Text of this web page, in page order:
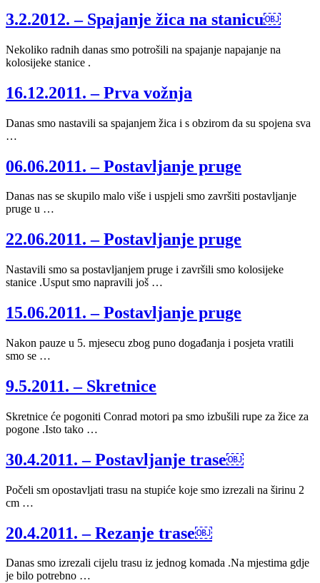
3.2.2012. – Spajanje žica na stanicu￼
Nekoliko radnih danas smo potrošili na spajanje napajanje na
kolosijeke stanice .
16.12.2011. – Prva vožnja
Danas smo nastavili sa spajanjem žica i s obzirom da su spojena sva
…
06.06.2011. – Postavljanje pruge
Danas nas se skupilo malo više i uspjeli smo završiti postavljanje
pruge u …
22.06.2011. – Postavljanje pruge
Nastavili smo sa postavljanjem pruge i završili smo kolosijeke
stanice .Usput smo napravili još …
15.06.2011. – Postavljanje pruge
Nakon pauze u 5. mjesecu zbog puno događanja i posjeta vratili
smo se …
9.5.2011. – Skretnice
Skretnice će pogoniti Conrad motori pa smo izbušili rupe za žice za
pogone .Isto tako …
30.4.2011. – Postavljanje trase￼
Počeli sm opostavljati trasu na stupiće koje smo izrezali na širinu 2
cm …
20.4.2011. – Rezanje trase￼
Danas smo izrezali cijelu trasu iz jednog komada .Na mjestima gdje
je bilo potrebno …